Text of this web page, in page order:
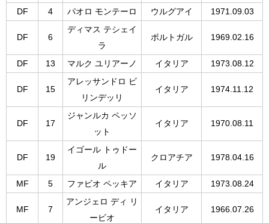
DF 4 パオロ モンテーロ ウルグアイ 1971.09.03
DF 6
ディマス テシェイ
ラ
ポルトガル 1969.02.16
DF 13 マルク ユリアーノ イタリア 1973.08.12
DF 15
アレッサンドロ ビ
リンデッリ
イタリア 1974.11.12
DF 17
ジャンルカ ペッソ
ット
イタリア 1970.08.11
DF 19
イゴール トゥドー
ル
クロアチア 1978.04.16
MF 5 ファビオ ペッキア イタリア 1973.08.24
MF 7
アンジェロ ディ リ
ービオ
イタリア 1966.07.26